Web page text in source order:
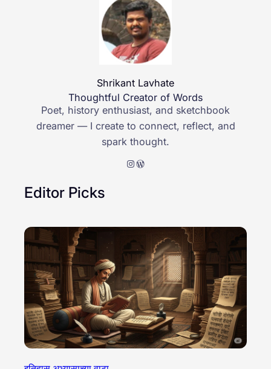
Shrikant Lavhate
Thoughtful Creator of Words
Poet, history enthusiast, and sketchbook
dreamer — I create to connect, reflect, and
spark thought.
Instagram WordPress
Editor Picks